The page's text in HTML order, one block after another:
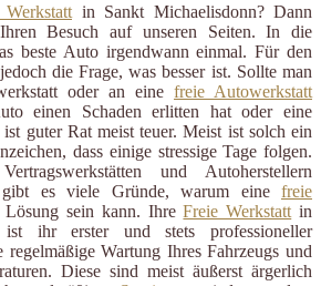
in Sankt Michaelisdonn? Dann
Besuch auf unseren Seiten. In die
beste Auto irgendwann einmal. Für den
die Frage, was besser ist. Sollte man
oder an eine freie Autowerkstatt
einen Schaden erlitten hat oder eine
guter Rat meist teuer. Meist ist solch ein
dass einige stressige Tage folgen.
und Autoherstellern
gibt es viele Gründe, warum eine freie
Lösung sein kann. IhreFreie Werkstatt in
ist ihr erster und stets professioneller
Wartung Ihres Fahrzeugs und
Diese sind meist äußerst ärgerlich